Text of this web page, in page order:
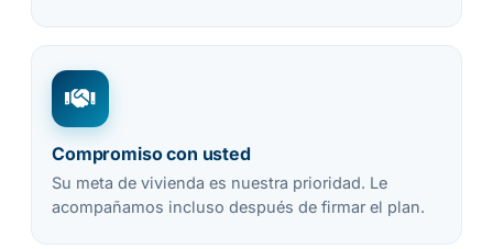
Compromiso con usted
Su meta de vivienda es nuestra prioridad. Le
acompañamos incluso después de firmar el plan.